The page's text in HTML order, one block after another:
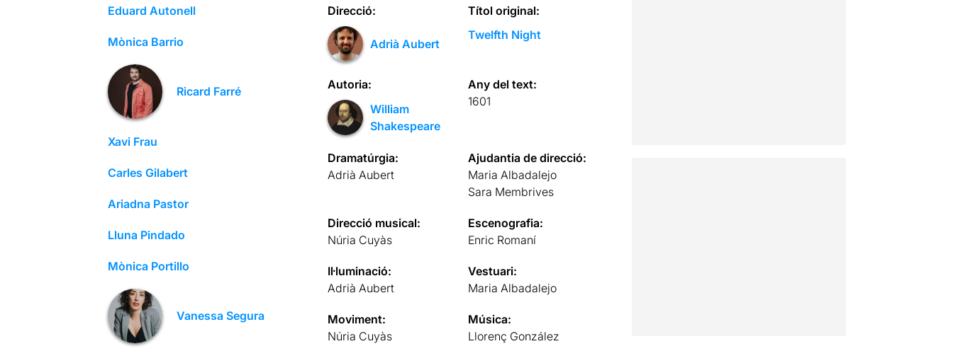
Eduard Autonell
Mònica Barrio
Ricard Farré
Xavi Frau
Carles Gilabert
Ariadna Pastor
Lluna Pindado
Mònica Portillo
Vanessa Segura
Direcció:
Adrià Aubert
Títol original:
Twelfth Night
Autoria:
William
Shakespeare
Any del text:
1601
Dramatúrgia:
Adrià Aubert
Ajudantia de direcció:
Maria Albadalejo
Sara Membrives
Direcció musical:
Núria Cuyàs
Escenografia:
Enric Romaní
Il·luminació:
Adrià Aubert
Vestuari:
Maria Albadalejo
Moviment:
Núria Cuyàs
Música:
Llorenç González